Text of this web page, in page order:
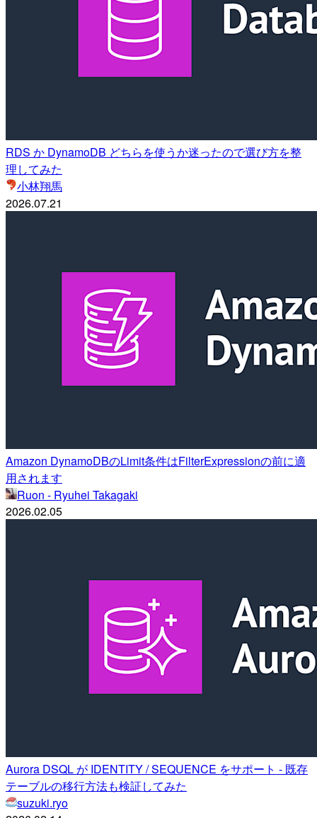
RDS か DynamoDB どちらを使うか迷ったので選び方を整
理してみた
小林翔馬
2026.07.21
Amazon DynamoDBのLimit条件はFilterExpressionの前に適
用されます
Ruon - Ryuhei Takagaki
2026.02.05
Aurora DSQL が IDENTITY / SEQUENCE をサポート - 既存
テーブルの移行方法も検証してみた
suzuki.ryo